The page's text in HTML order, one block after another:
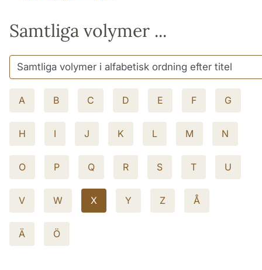
Samtliga volymer ...
A B C D E F G
H I J K L M N
O P Q R S T U
V W X Y Z Å
Ä Ö